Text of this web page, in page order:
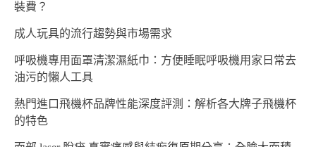
裝費？
成人玩具的流行趨勢與市場需求
呼吸機專用面罩清潔濕紙巾：方便睡眠呼吸機用家日常去
油污的懶人工具
熱門進口飛機杯品牌性能深度評測：解析各大牌子飛機杯
的特色